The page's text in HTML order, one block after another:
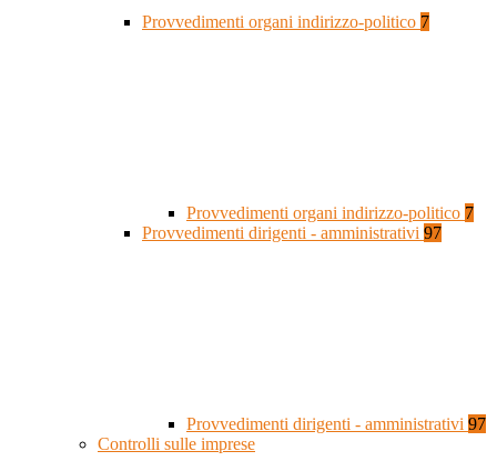
Provvedimenti organi indirizzo-politico 7
Provvedimenti organi indirizzo-politico 7
Provvedimenti dirigenti - amministrativi 97
Provvedimenti dirigenti - amministrativi 97
Controlli sulle imprese